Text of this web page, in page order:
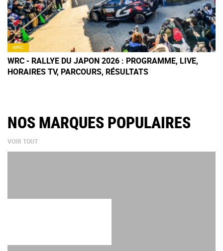
WRC
WRC - RALLYE DU JAPON 2026 : PROGRAMME, LIVE,
HORAIRES TV, PARCOURS, RÉSULTATS
NOS MARQUES POPULAIRES
VOIR TOUT